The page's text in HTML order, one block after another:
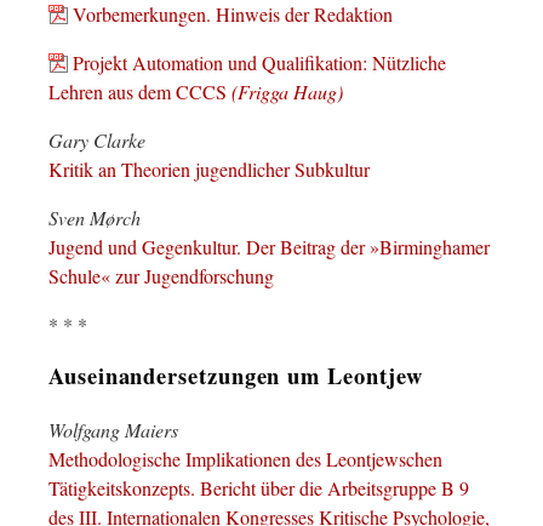
Vorbemerkungen. Hinweis der Redaktion
Projekt Automation und Qualifikation: Nützliche
Lehren aus dem CCCS (Frigga Haug)
Gary Clarke
Kritik an Theorien jugendlicher Subkultur
Sven Mørch
Jugend und Gegenkultur. Der Beitrag der »Birminghamer
Schule« zur Jugendforschung
* * *
Auseinandersetzungen um Leontjew
Wolfgang Maiers
Methodologische Implikationen des Leontjewschen
Tätigkeitskonzepts. Bericht über die Arbeitsgruppe B 9
des III. Internationalen Kongresses Kritische Psychologie,